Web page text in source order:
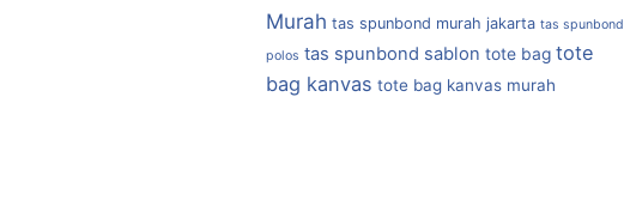
Murah tas spunbond murah jakarta tas spunbond
polos tas spunbond sablon tote bag tote
bag kanvas tote bag kanvas murah